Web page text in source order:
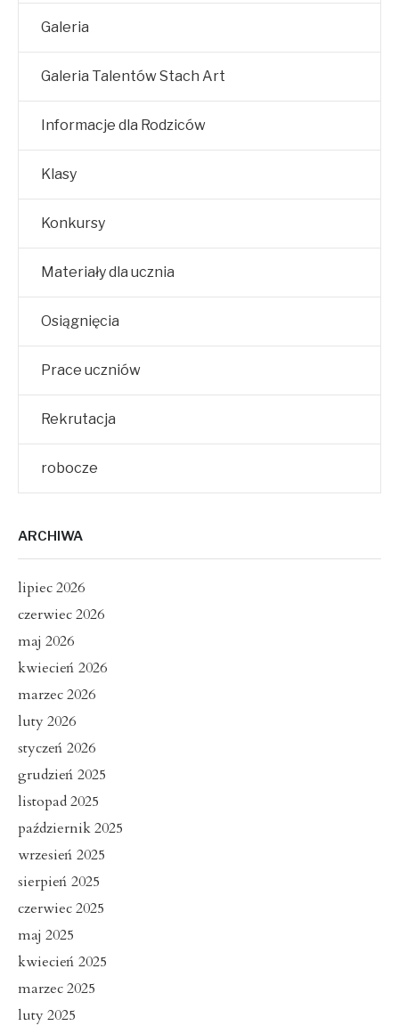
Galeria
Galeria Talentów Stach Art
Informacje dla Rodziców
Klasy
Konkursy
Materiały dla ucznia
Osiągnięcia
Prace uczniów
Rekrutacja
robocze
ARCHIWA
lipiec 2026
czerwiec 2026
maj 2026
kwiecień 2026
marzec 2026
luty 2026
styczeń 2026
grudzień 2025
listopad 2025
październik 2025
wrzesień 2025
sierpień 2025
czerwiec 2025
maj 2025
kwiecień 2025
marzec 2025
luty 2025